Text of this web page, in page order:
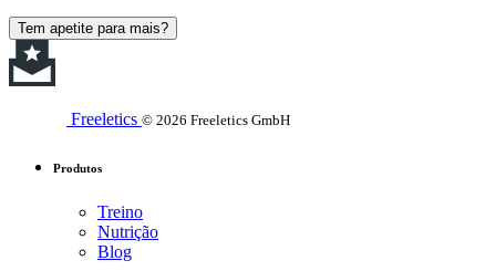
Tem apetite para mais?
Freeletics © 2026 Freeletics GmbH
Produtos
Treino
Nutrição
Blog